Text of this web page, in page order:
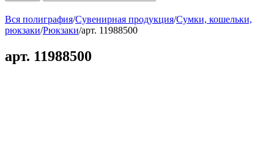
Вся полиграфия/Сувенирная продукция/Сумки, кошельки,
рюкзаки/Рюкзаки/арт. 11988500
арт. 11988500